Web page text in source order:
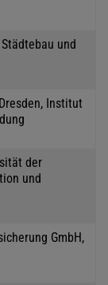
und
Institut
der
und
GmbH,